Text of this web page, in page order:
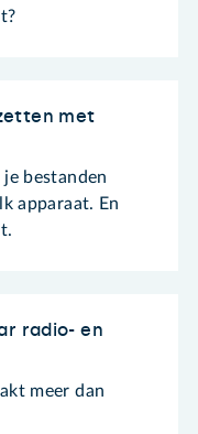
met
bestanden
apparaat. En
radio- en
meer dan